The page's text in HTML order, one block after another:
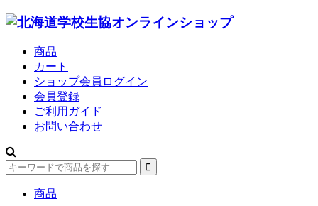
商品
カート
ショップ会員ログイン
会員登録
ご利用ガイド
お問い合わせ
商品